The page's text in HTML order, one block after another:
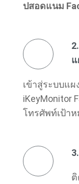
ปสอดแนม
เข้าสู่ระบบแ
iKeyMonitor
โทรศัพท์เป้าห
ติ